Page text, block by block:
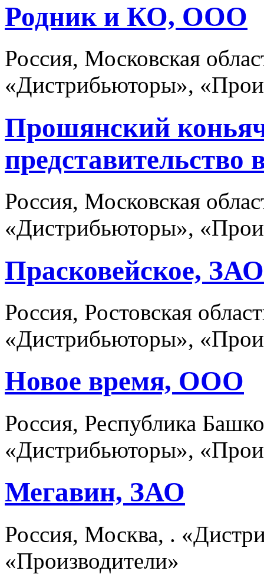
Родник и КО, ООО
Россия, Московская
«Дистрибьюторы»,
Прошянский
представительство
Россия, Московская
«Дистрибьюторы»,
Прасковейское, ЗАО
Россия, Ростовская
«Дистрибьюторы»,
Новое время, ООО
Россия, Республика
«Дистрибьюторы»,
Мегавин, ЗАО
Россия, Москва, .
«Производители»